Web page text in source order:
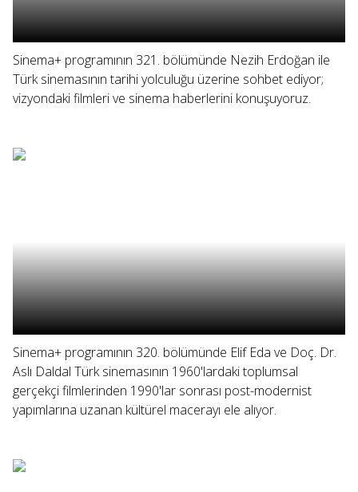
Sinema+ programının 321. bölümünde Nezih Erdoğan ile
Türk sinemasının tarihi yolculuğu üzerine sohbet ediyor;
vizyondaki filmleri ve sinema haberlerini konuşuyoruz.
Sinema+ programının 320. bölümünde Elif Eda ve Doç. Dr.
Aslı Daldal Türk sinemasının 1960'lardaki toplumsal
gerçekçi filmlerinden 1990'lar sonrası post-modernist
yapımlarına uzanan kültürel macerayı ele alıyor.